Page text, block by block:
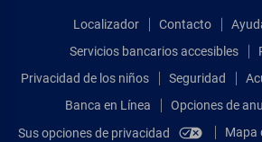
Localizador Contacto
Servicios bancarios accesibles
Privacidad de los niños
Seguridad
Banca en Línea
Opciones de
Sus opciones de privacidad
Mapa